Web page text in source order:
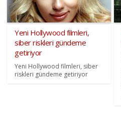
Yeni Hollywood filmleri,
siber riskleri gündeme
getiriyor
Yeni Hollywood filmleri, siber
riskleri gündeme getiriyor